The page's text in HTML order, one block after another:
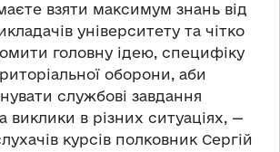
взяти максимум знань від
університету та чітко
головну ідею, специфіку
оборони, аби
службові завдання
виклики в різних ситуаціях, —
курсів полковник Сергій